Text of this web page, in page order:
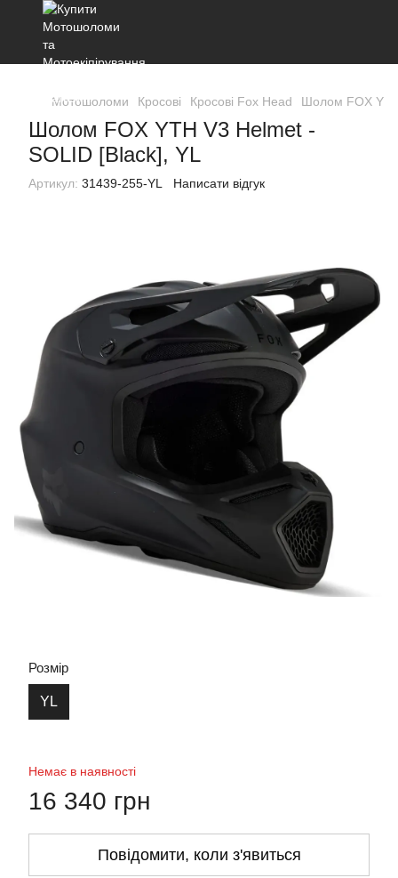
Мотошоломи Кросові Кросові Fox Head Шолом FOX
Шолом FOX YTH V3 Helmet -
SOLID [Black], YL
Артикул: 31439-255-YL Написати відгук
Розмір
YL
Немає в наявності
16 340 грн
Повідомити, коли з'явиться